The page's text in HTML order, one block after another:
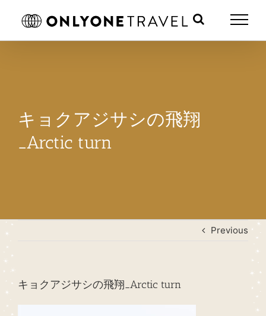
キョクアジサシの飛翔
_Arctic turn
Previous
キョクアジサシの飛翔_Arctic turn